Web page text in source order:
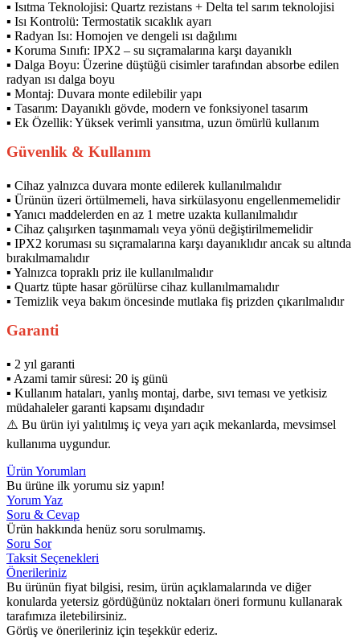
▪ Isıtma Teknolojisi: Quartz rezistans + Delta tel sarım teknolojisi
▪ Isı Kontrolü: Termostatik sıcaklık ayarı
▪ Radyan Isı: Homojen ve dengeli ısı dağılımı
▪ Koruma Sınıfı: IPX2 – su sıçramalarına karşı dayanıklı
▪ Dalga Boyu: Üzerine düştüğü cisimler tarafından absorbe edilen
radyan ısı dalga boyu
▪ Montaj: Duvara monte edilebilir yapı
▪ Tasarım: Dayanıklı gövde, modern ve fonksiyonel tasarım
▪ Ek Özellik: Yüksek verimli yansıtma, uzun ömürlü kullanım
Güvenlik & Kullanım
▪ Cihaz yalnızca duvara monte edilerek kullanılmalıdır
▪ Ürünün üzeri örtülmemeli, hava sirkülasyonu engellenmemelidir
▪ Yanıcı maddelerden en az 1 metre uzakta kullanılmalıdır
▪ Cihaz çalışırken taşınmamalı veya yönü değiştirilmemelidir
▪ IPX2 koruması su sıçramalarına karşı dayanıklıdır ancak su altında
bırakılmamalıdır
▪ Yalnızca topraklı priz ile kullanılmalıdır
▪ Quartz tüpte hasar görülürse cihaz kullanılmamalıdır
▪ Temizlik veya bakım öncesinde mutlaka fiş prizden çıkarılmalıdır
Garanti
▪ 2 yıl garanti
▪ Azami tamir süresi: 20 iş günü
▪ Kullanım hataları, yanlış montaj, darbe, sıvı teması ve yetkisiz
müdahaleler garanti kapsamı dışındadır
⚠️ Bu ürün iyi yalıtılmış iç veya yarı açık mekanlarda, mevsimsel
kullanıma uygundur.
Ürün Yorumları
Bu ürüne ilk yorumu siz yapın!
Yorum Yaz
Soru & Cevap
Ürün hakkında henüz soru sorulmamış.
Soru Sor
Taksit Seçenekleri
Önerileriniz
Bu ürünün fiyat bilgisi, resim, ürün açıklamalarında ve diğer
konularda yetersiz gördüğünüz noktaları öneri formunu kullanarak
tarafımıza iletebilirsiniz.
Görüş ve önerileriniz için teşekkür ederiz.